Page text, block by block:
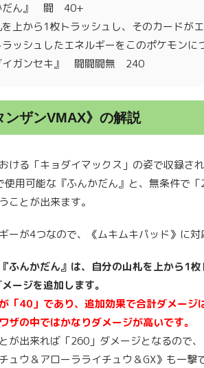
だん』 闘 40+
上から1枚トラッシュし、そのカードが
ッシュしたエネルギーをこのポケモンに
イガンセキ』 闘闘闘無 240
ンザンVMAX》の解説
ける「キョダイマックス」の姿で収録さ
使用可能な『ふんかだん』と、無条件で
ことが出来ます。
ーが4つなので、《ムキムキパッド》に対
ふんかだん』は、自分の山札を上から1
ージを追加します。
「40」であり、追加効果で合計ダメー
ザの中ではかなりダメージが高いです。
が出来れば「260」ダメージとなるので
ュウ＆アローラライチュウ＆GX》も一撃